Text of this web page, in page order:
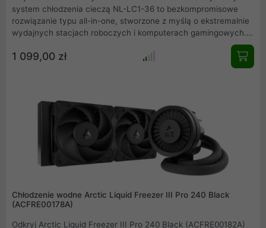
system chłodzenia cieczą NL-LC1-36 to bezkompromisowe
rozwiązanie typu all-in-one, stworzone z myślą o ekstremalnie
wydajnych stacjach roboczych i komputerach gamingowych.
Wykorzystując imponujący radiator o długości 360 mm oraz
trzy flagowe wentylatory nowej generacji, urządzenie
zapewnia niespotykaną kulturę pracy i najwyższą efektywność
zestawów na rynku, idealnie łączący moc z absolutnym
1 099,00 zł
Chłodzenie wodne Arctic Liquid Freezer III Pro 240 Black
(ACFRE00178A)
Odkryj Arctic Liquid Freezer III Pro 240 Black (ACFRE00182A)